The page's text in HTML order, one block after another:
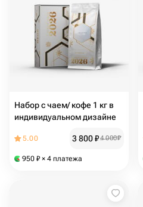
Набор с чаем/ кофе 1 кг в
индивидуальном дизайне
5.00 3 800₽4 000₽
950 ₽ × 4 платежа